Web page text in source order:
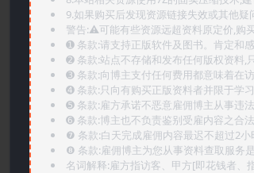
9.如果购买后发现资源链接失效或其他
警告:⚠️可能有些资源远超资料原定价,购
➊️ 条款:请支持正版软件及图书。肯定和
➋️ 条款:站点不存储和发布任何版权资料,
➌️ 条款:向博主支付任何费用都意味着在
➍️ 条款:只向有购买正版资料者并限于学
➎ 条款:雇方承诺不恶意雇佣博主从事违
➏️ 条款:博主也不负责鉴别受雇内容之合
❼ 条款:白天完成雇佣内容最迟不超过2
❽ 条款:雇佣博主为您从事资料查取服务
名词解释:雇方指访客、甲方[即花钱者、